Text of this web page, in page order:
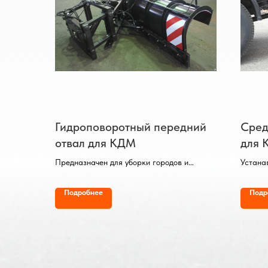
Гидроповоротный передний
отвал для КДМ
Предназначен для уборки городов и
переднюю монтажную плиту без
применения грузоподъёмных средств.
Подробнее
для